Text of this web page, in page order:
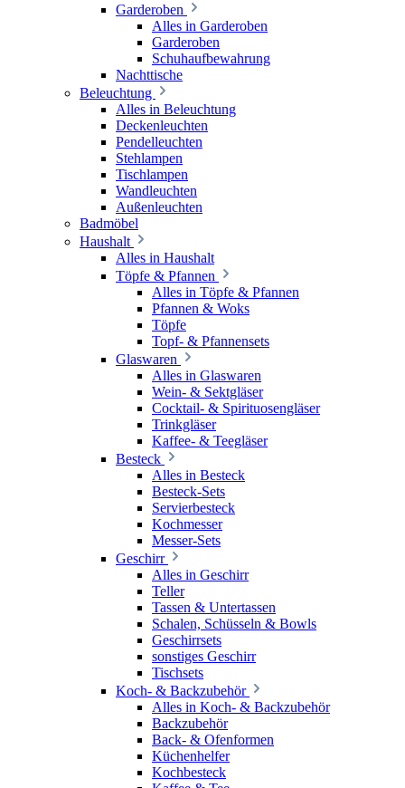
Garderoben
Alles in Garderoben
Garderoben
Schuhaufbewahrung
Nachttische
Beleuchtung
Alles in Beleuchtung
Deckenleuchten
Pendelleuchten
Stehlampen
Tischlampen
Wandleuchten
Außenleuchten
Badmöbel
Haushalt
Alles in Haushalt
Töpfe & Pfannen
Alles in Töpfe & Pfannen
Pfannen & Woks
Töpfe
Topf- & Pfannensets
Glaswaren
Alles in Glaswaren
Wein- & Sektgläser
Cocktail- & Spirituosengläser
Trinkgläser
Kaffee- & Teegläser
Besteck
Alles in Besteck
Besteck-Sets
Servierbesteck
Kochmesser
Messer-Sets
Geschirr
Alles in Geschirr
Teller
Tassen & Untertassen
Schalen, Schüsseln & Bowls
Geschirrsets
sonstiges Geschirr
Tischsets
Koch- & Backzubehör
Alles in Koch- & Backzubehör
Backzubehör
Back- & Ofenformen
Küchenhelfer
Kochbesteck